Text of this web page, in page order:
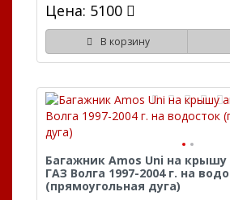
Цена: 5100
В корзину
Багажник Amos Uni на
ГАЗ Волга 1997-2004 г. на
(прямоугольная дуга)